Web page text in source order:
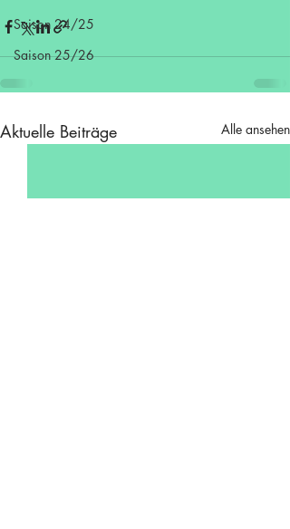
Saison 24/25
Saison 25/26
Aktuelle Beiträge Alle ansehen